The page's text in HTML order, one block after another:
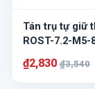
Tán trụ tự giữ
ROST-7.2-M5-
₫2,830 ₫3,540